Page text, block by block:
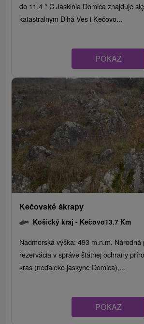
do 11,4 ° C Jaskinia Domica znajduje
katastralnym Dlhá Ves i Kečovo...
POKAZ
Kečovské škrapy
Košický kraj - Kečovo13.7 Km
Nadmorská výška: 493 m.n.m. Národná
rezervácia v správe štátnej ochrany
kras (neďaleko jaskyne Domica),...
POKAZ